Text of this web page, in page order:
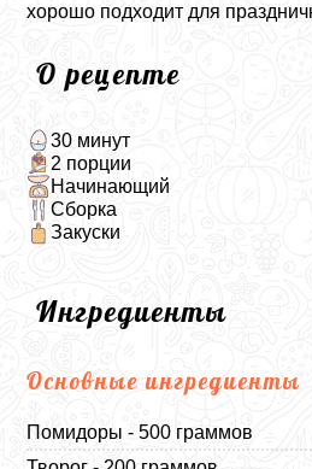
хорошо подходит для
О рецепте
30 минут
2 порции
Начинающий
Сборка
Закуски
Ингредиенты
Основные ингредиенты
Помидоры - 500 граммов